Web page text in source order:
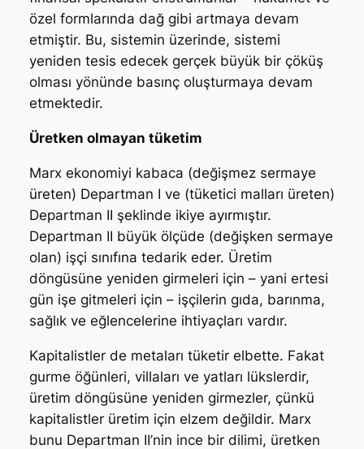
özel formlarında dağ gibi artmaya devam
etmiştir. Bu, sistemin üzerinde, sistemi
yeniden tesis edecek gerçek büyük bir çöküş
olması yönünde basınç oluşturmaya devam
etmektedir.
Üretken olmayan tüketim
Marx ekonomiyi kabaca (değişmez sermaye
üreten) Departman I ve (tüketici malları üreten)
Departman II şeklinde ikiye ayırmıştır.
Departman II büyük ölçüde (değişken sermaye
olan) işçi sınıfına tedarik eder. Üretim
döngüsüne yeniden girmeleri için – yani ertesi
gün işe gitmeleri için – işçilerin gıda, barınma,
sağlık ve eğlencelerine ihtiyaçları vardır.
Kapitalistler de metaları tüketir elbette. Fakat
gurme öğünleri, villaları ve yatları lükslerdir,
üretim döngüsüne yeniden girmezler, çünkü
kapitalistler üretim için elzem değildir. Marx
bunu Departman II’nin ince bir dilimi, üretken